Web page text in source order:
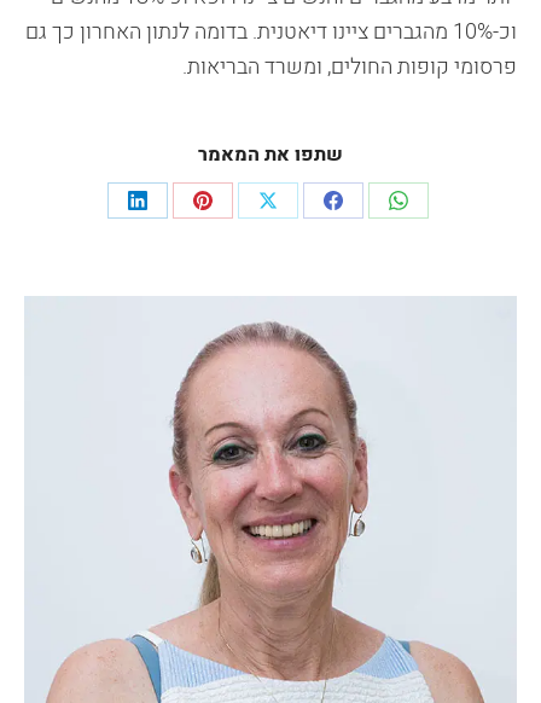
וכ-10% מהגברים ציינו דיאטנית. בדומה לנתון האחרון כך גם
פרסומי קופות החולים, ומשרד הבריאות.
שתפו את המאמר
Share
WhatsApp
Share
Facebook
Share
X
Share
Pinterest
Share
LinkedIn